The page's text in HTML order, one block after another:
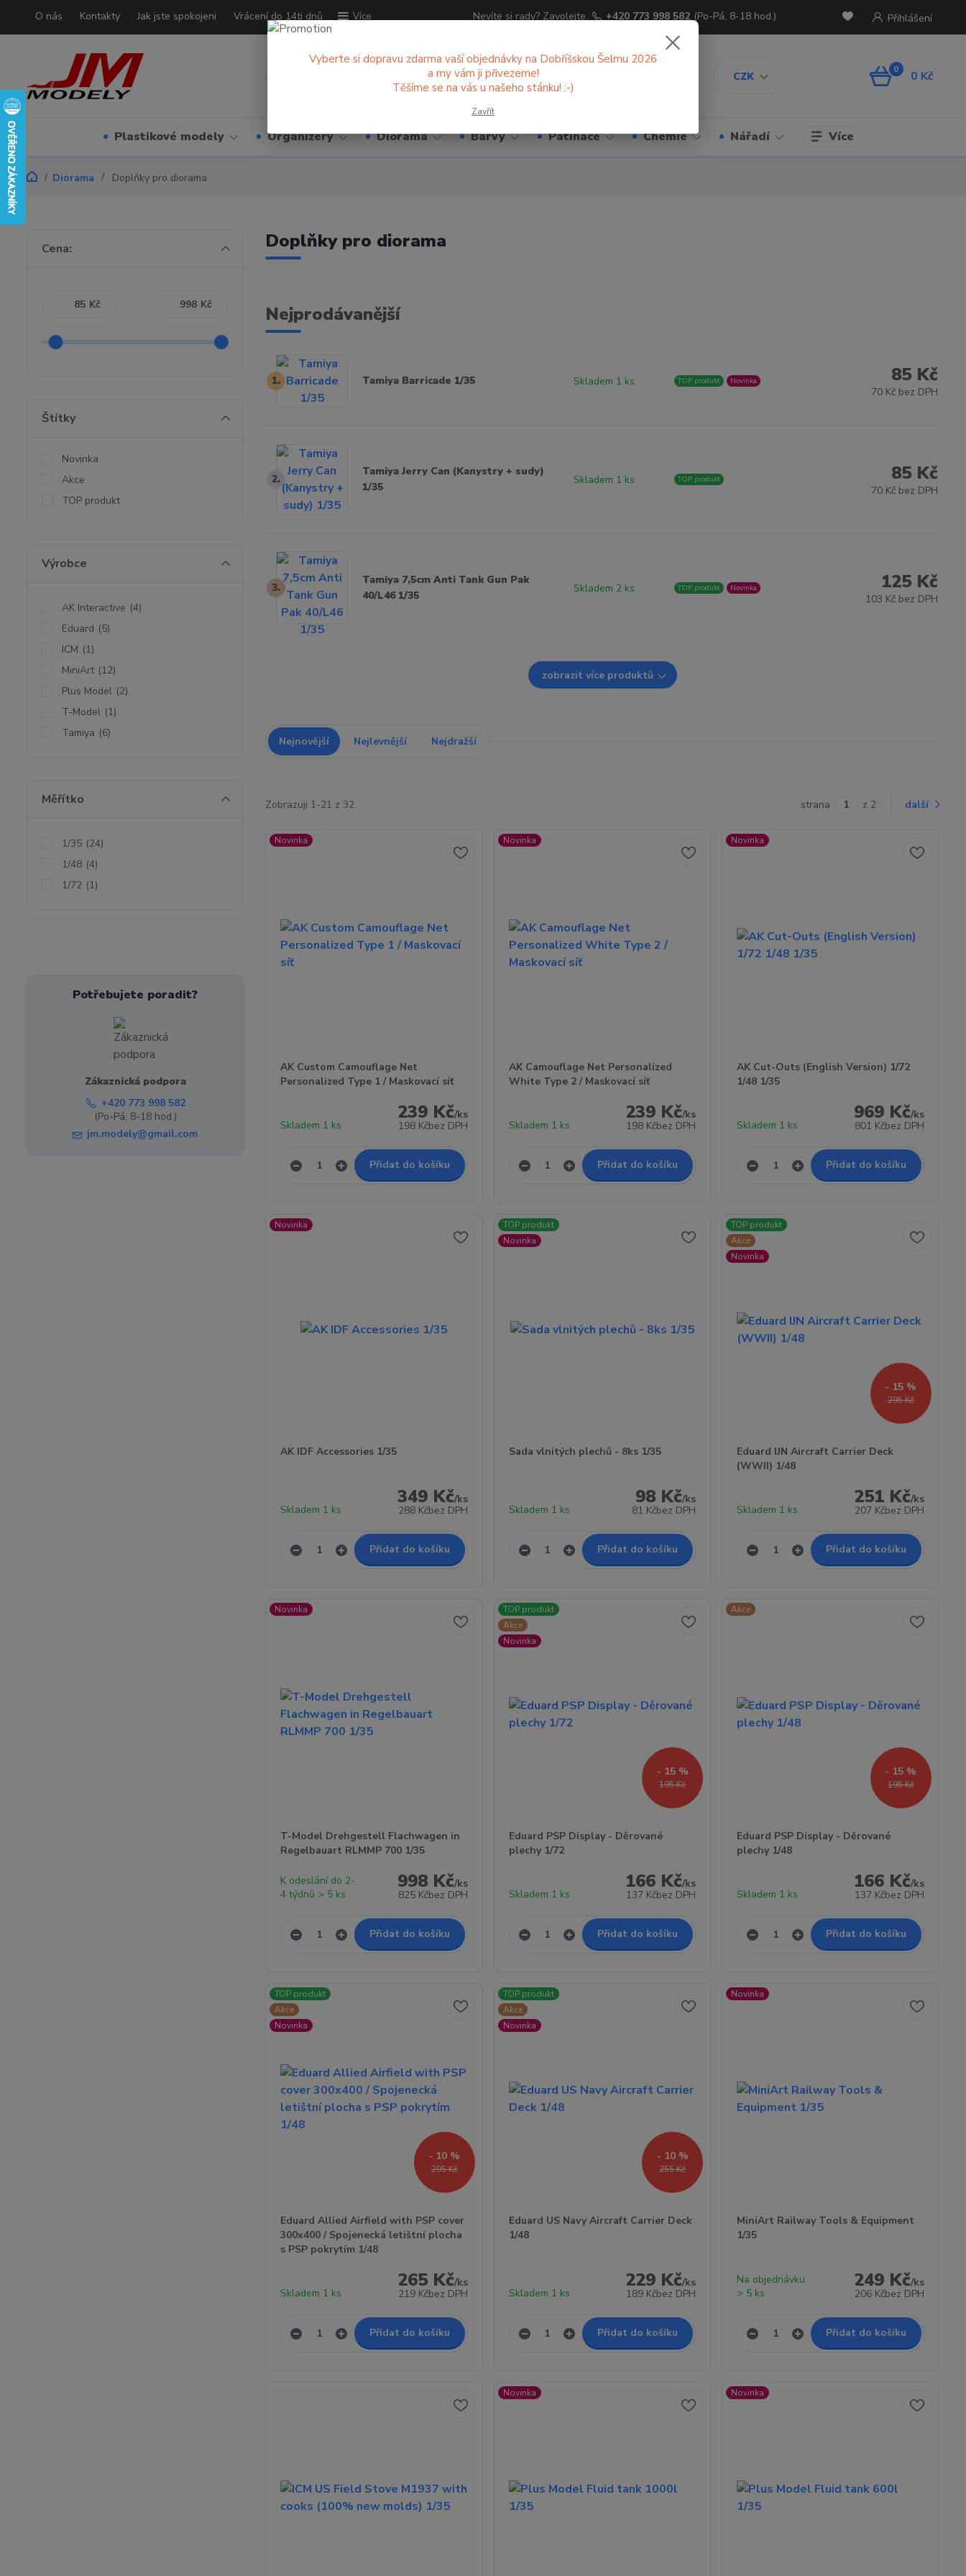
O nás Kontakty Jak jste spokojeni Vrácení do 14ti dnů Více
CZK
Přihlášení
Nevíte si rady? Zavolejte. +420 773 998 582 (Po-Pá, 8-18 hod.)
0 0 Kč
Plastikové modely Organizéry Diorama Barvy Patinace Chemie Nářadí Více
Diorama Doplňky pro diorama
Doplňky pro diorama
Nejprodávanější
1. Tamiya Barricade 1/35 Skladem 1 ks TOP produkt Novinka 85 Kč
70 Kč bez DPH
2.
Tamiya Jerry Can (Kanystry + sudy)
1/35
Skladem 1 ks TOP produkt 85 Kč
70 Kč bez DPH
3.
Tamiya 7,5cm Anti Tank Gun Pak
40/L46 1/35
Skladem 2 ks TOP produkt Novinka 125 Kč
103 Kč bez DPH
zobrazit více produktů
Nejnovější Nejlevnější Nejdražší
Zobrazuji 1-21 z 32 strana z 2 další
Novinka
AK Custom Camouflage Net
Personalized Type 1 / Maskovací síť
239 Kč/ks
198 Kčbez DPH
Skladem 1 ks
Přidat do košíku
Novinka
AK Camouflage Net Personalized
White Type 2 / Maskovací síť
239 Kč/ks
198 Kčbez DPH
Skladem 1 ks
Přidat do košíku
Novinka
AK Cut-Outs (English Version) 1/72
1/48 1/35
969 Kč/ks
801 Kčbez DPH
Skladem 1 ks
Přidat do košíku
Novinka
AK IDF Accessories 1/35
349 Kč/ks
288 Kčbez DPH
Skladem 1 ks
Přidat do košíku
TOP produkt
Novinka
Sada vlnitých plechů - 8ks 1/35
98 Kč/ks
81 Kčbez DPH
Skladem 1 ks
Přidat do košíku
TOP produkt
Akce
Novinka
295 Kč
- 15 %
Eduard IJN Aircraft Carrier Deck
(WWII) 1/48
251 Kč/ks
207 Kčbez DPH
Skladem 1 ks
Přidat do košíku
Novinka
T-Model Drehgestell Flachwagen in
Regelbauart RLMMP 700 1/35
998 Kč/ks
825 Kčbez DPH
K odeslání do 2-
4 týdnů > 5 ks
Přidat do košíku
TOP produkt
Akce
Novinka
195 Kč
- 15 %
Eduard PSP Display - Děrované
plechy 1/72
166 Kč/ks
137 Kčbez DPH
Skladem 1 ks
Přidat do košíku
Akce
195 Kč
- 15 %
Eduard PSP Display - Děrované
plechy 1/48
166 Kč/ks
137 Kčbez DPH
Skladem 1 ks
Přidat do košíku
TOP produkt
Akce
Novinka
295 Kč
- 10 %
Eduard Allied Airfield with PSP cover
300x400 / Spojenecká letištní plocha
s PSP pokrytím 1/48
265 Kč/ks
219 Kčbez DPH
Skladem 1 ks
Přidat do košíku
TOP produkt
Akce
Novinka
255 Kč
- 10 %
Eduard US Navy Aircraft Carrier Deck
1/48
229 Kč/ks
189 Kčbez DPH
Skladem 1 ks
Přidat do košíku
Novinka
MiniArt Railway Tools & Equipment
1/35
249 Kč/ks
206 Kčbez DPH
Na objednávku
> 5 ks
Přidat do košíku
Novinka Novinka
Cena:
Kč Kč
Štítky
Novinka
Akce
TOP produkt
Výrobce
AK Interactive (4)
Eduard (5)
ICM (1)
MiniArt (12)
Plus Model (2)
T-Model (1)
Tamiya (6)
Měřítko
1/35 (24)
1/48 (4)
1/72 (1)
Potřebujete poradit?
Zákaznická podpora
+420 773 998 582
(Po-Pá, 8-18 hod.)
jm.modely@gmail.com
Vyberte si dopravu zdarma vaší objednávky na Dobříšskou Šelmu 2026
a my vám ji přivezeme!
Těšíme se na vás u našeho stánku! :-)
Zavřít